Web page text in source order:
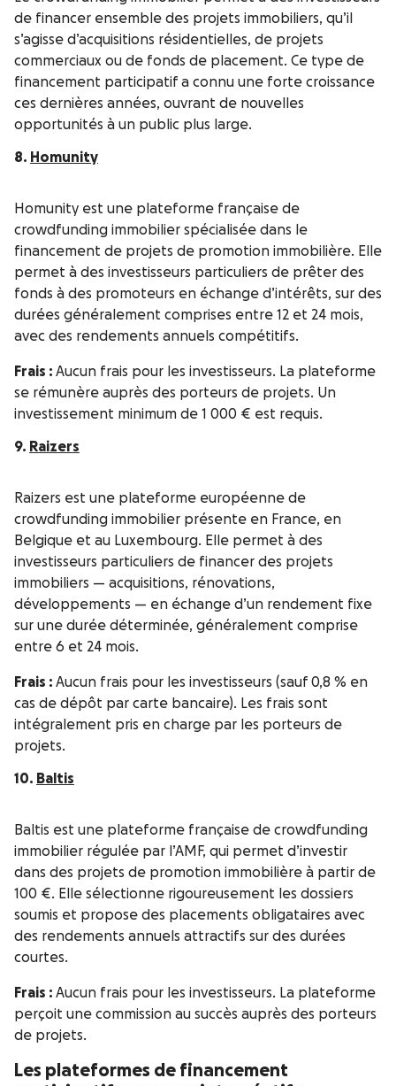
de financer ensemble des projets immobiliers, qu’il
s’agisse d’acquisitions résidentielles, de projets
commerciaux ou de fonds de placement. Ce type de
financement participatif a connu une forte croissance
ces dernières années, ouvrant de nouvelles
opportunités à un public plus large.
8. Homunity
Homunity est une plateforme française de
crowdfunding immobilier spécialisée dans le
financement de projets de promotion immobilière. Elle
permet à des investisseurs particuliers de prêter des
fonds à des promoteurs en échange d’intérêts, sur des
durées généralement comprises entre 12 et 24 mois,
avec des rendements annuels compétitifs.
Frais : Aucun frais pour les investisseurs. La plateforme
se rémunère auprès des porteurs de projets. Un
investissement minimum de 1 000 € est requis.
9. Raizers
Raizers est une plateforme européenne de
crowdfunding immobilier présente en France, en
Belgique et au Luxembourg. Elle permet à des
investisseurs particuliers de financer des projets
immobiliers — acquisitions, rénovations,
développements — en échange d’un rendement fixe
sur une durée déterminée, généralement comprise
entre 6 et 24 mois.
Frais : Aucun frais pour les investisseurs (sauf 0,8 % en
cas de dépôt par carte bancaire). Les frais sont
intégralement pris en charge par les porteurs de
projets.
10. Baltis
Baltis est une plateforme française de crowdfunding
immobilier régulée par l’AMF, qui permet d’investir
dans des projets de promotion immobilière à partir de
100 €. Elle sélectionne rigoureusement les dossiers
soumis et propose des placements obligataires avec
des rendements annuels attractifs sur des durées
courtes.
Frais : Aucun frais pour les investisseurs. La plateforme
perçoit une commission au succès auprès des porteurs
de projets.
Les plateformes de financement